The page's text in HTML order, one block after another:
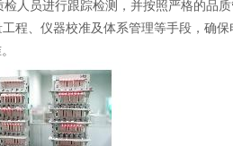
人员进行跟踪检测，并按照严格的品
程、仪器校准及体系管理等手段，确